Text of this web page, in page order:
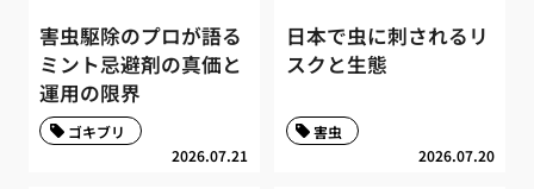
害虫駆除のプロが語る
ミント忌避剤の真価と
運用の限界
2026.07.21
ゴキブリ
日本で虫に刺されるリ
スクと生態
2026.07.20
害虫